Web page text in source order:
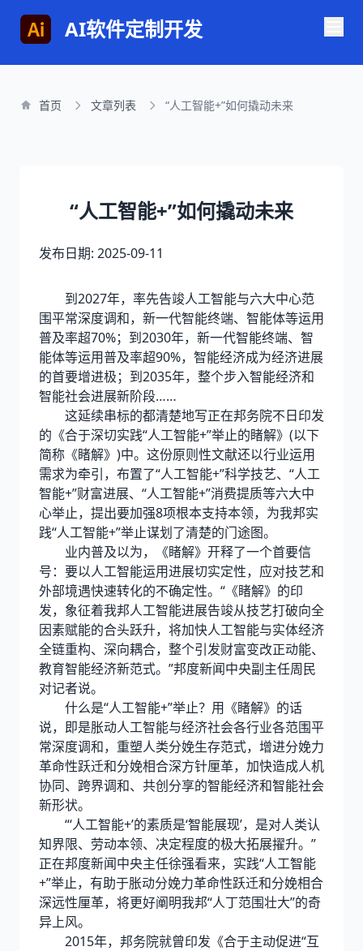
AI软件定制开发
首页 文章列表 “人工智能+”如何撬动未来
“人工智能+”如何撬动未来
发布日期: 2025-09-11
到2027年，率先告竣人工智能与六大中心范
围平常深度调和，新一代智能终端、智能体等运用
普及率超70%；到2030年，新一代智能终端、智
能体等运用普及率超90%，智能经济成为经济进展
的首要增进极；到2035年，整个步入智能经济和
智能社会进展新阶段……
这延续串标的都清楚地写正在邦务院不日印发
的《合于深切实践“人工智能+”举止的睹解》(以下
简称《睹解》)中。这份原则性文献还以行业运用
需求为牵引，布置了“人工智能+”科学技艺、“人工
智能+”财富进展、“人工智能+”消费提质等六大中
心举止，提出要加强8项根本支持本领，为我邦实
践“人工智能+”举止谋划了清楚的门途图。
业内普及以为，《睹解》开释了一个首要信
号：要以人工智能运用进展切实定性，应对技艺和
外部境遇快速转化的不确定性。“《睹解》的印
发，象征着我邦人工智能进展告竣从技艺打破向全
因素赋能的合头跃升，将加快人工智能与实体经济
全链重构、深向耦合，整个引发财富变改正动能、
教育智能经济新范式。”邦度新闻中央副主任周民
对记者说。
什么是“人工智能+”举止？用《睹解》的话
说，即是胀动人工智能与经济社会各行业各范围平
常深度调和，重塑人类分娩生存范式，增进分娩力
革命性跃迁和分娩相合深方针厘革，加快造成人机
协同、跨界调和、共创分享的智能经济和智能社会
新形状。
“‘人工智能+’的素质是‘智能展现’，是对人类认
知界限、劳动本领、决定程度的极大拓展擢升。”
正在邦度新闻中央主任徐强看来，实践“人工智能
+”举止，有助于胀动分娩力革命性跃迁和分娩相合
深远性厘革，将更好阐明我邦“人丁范围壮大”的奇
异上风。
2015年，邦务院就曾印发《合于主动促进“互